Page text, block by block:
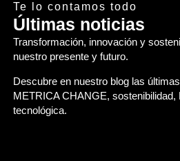
Te lo contamos todo
Últimas noticias
Transformación, innovación y
nuestro presente y futuro.
Descubre en nuestro blog las
METRICA CHANGE,
tecnológica.